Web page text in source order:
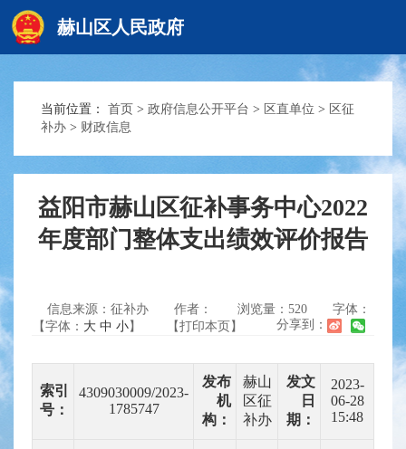
赫山区人民政府
赫山首页
信息公开
互动交流
当前位置： 首页 > 政府信息公开平台 > 区直单位 > 区征
补办 > 财政信息
益阳市赫山区征补事务中心2022
年度部门整体支出绩效评价报告
信息来源：征补办 作者： 浏览量： 520
字体：
【字体： 大 中 小】 【打印本页】 分享到：
索引
号：
4309030009/2023-
1785747
发布
机
构：
赫山
区征
补办
发文
日
期：
2023-
06-28
15:48